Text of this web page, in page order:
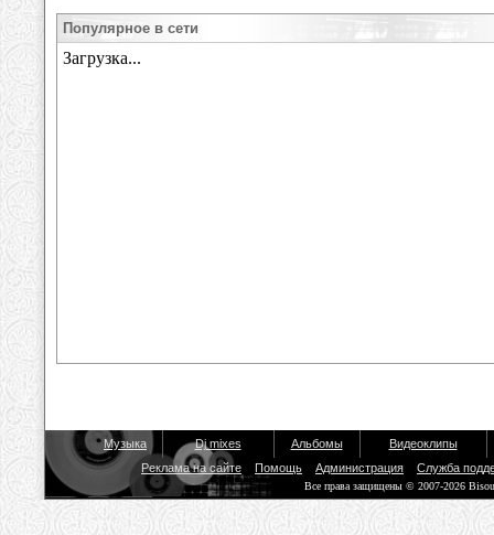
Популярное в сети
Музыка Dj mixes Альбомы
Видеоклипы
Реклама на сайте
Помощь Администрация Служба
Все права защищены © 2007-2026